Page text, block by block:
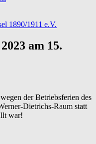
am 15.
der Betriebsferien des
Dietrichs-Raum statt
war!